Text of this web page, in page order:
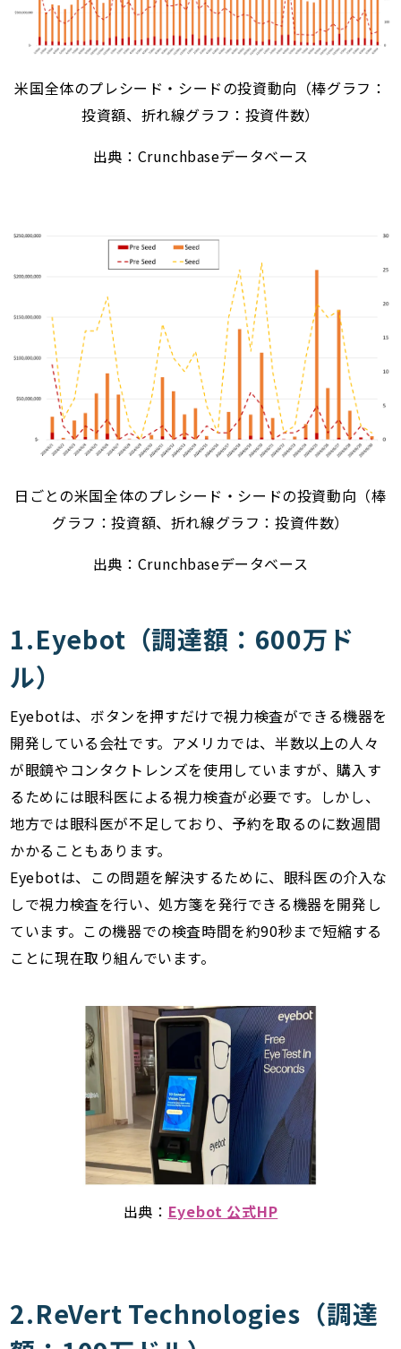
米国全体のプレシード・シードの投資動向（棒グラフ：
投資額、折れ線グラフ：投資件数）
出典：Crunchbaseデータベース
日ごとの米国全体のプレシード・シードの投資動向（棒
グラフ：投資額、折れ線グラフ：投資件数）
出典：Crunchbaseデータベース
1.Eyebot（調達額：600万ド
ル）
Eyebotは、ボタンを押すだけで視力検査ができる機器を
開発している会社です。アメリカでは、半数以上の人々
が眼鏡やコンタクトレンズを使用していますが、購入す
るためには眼科医による視力検査が必要です。しかし、
地方では眼科医が不足しており、予約を取るのに数週間
かかることもあります。
Eyebotは、この問題を解決するために、眼科医の介入な
しで視力検査を行い、処方箋を発行できる機器を開発し
ています。この機器での検査時間を約90秒まで短縮する
ことに現在取り組んでいます。
出典： Eyebot 公式HP
2.ReVert Technologies（調達